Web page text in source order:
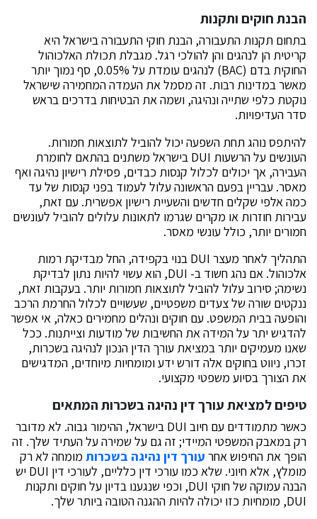
הבנת חוקים ותקנות
בתחום תקנות התעבורה, הבנת חוקי התעבורה בישראל היא
קריטית הן לנהגים והן להולכי רגל. מגבלת תכולת האלכוהול
החוקית בדם (BAC) לנהגים עומדת על 0.05%, סף נמוך יותר
מאשר במדינות רבות. זה מסמל את העמדה המחמירה שישראל
נוקטת כלפי שתייה ונהיגה, ושמה את הבטיחות בדרכים בראש
סדר העדיפויות.
להיתפס נוהג תחת השפעה יכול להוביל לתוצאות חמורות.
העונשים על הרשעות DUI בישראל משתנים בהתאם לחומרת
העבירה, אך יכולים לכלול קנסות כבדים, פסילת רישיון נהיגה ואף
מאסר. עבריין בפעם הראשונה עלול לעמוד בפני קנסות של עד
כמה אלפי שקלים חדשים והשעיית רישיון אפשרית. עם זאת,
עבירות חוזרות או מקרים שגרמו לתאונות עלולים להוביל לעונשים
חמורים יותר, כולל עונשי מאסר.
התהליך לאחר מעצר DUI בנוי בקפידה, החל מבדיקת רמות
אלכוהול. אם נהג חשוד ב- DUI, הוא עשוי להיות נתון לבדיקת
נשימה; סירוב עלול להוביל לתוצאות חמורות יותר. בעקבות זאת,
ננקטים שורה של צעדים משפטיים, שעשויים לכלול החרמת הרכב
והופעה בבית המשפט. עם חוקים ונהלים מחמירים כאלה, אי אפשר
להדגיש יתר על המידה את החשיבות של מודעות וצייתנות. ככל
שאנו מעמיקים יותר במציאת עורך הדין הנכון לנהיגה בשכרות,
זכרו, ניווט בחוקים אלה דורש ידע ומומחיות מיוחדים, המדגישים
את הצורך בסיוע משפטי מקצועי.
טיפים למציאת עורך דין נהיגה בשכרות המתאים
כאשר מתמודדים עם חיוב DUI בישראל, ההימור גבוה. לא מדובר
רק במאבק המשפטי המיידי; זה גם על שמירה על העתיד שלך. זה
הופך את החיפוש אחר עורך דין נהיגה בשכרותמומחה לא רק
מומלץ, אלא חיוני. שלא כמו עורכי דין כלליים, לעורכי דין DUI יש
הבנה עמוקה של חוקי DUI, וכפי שנגענו בדיון על חוקים ותקנות
DUI, מומחיות כזו יכולה להיות ההגנה הטובה ביותר שלך.